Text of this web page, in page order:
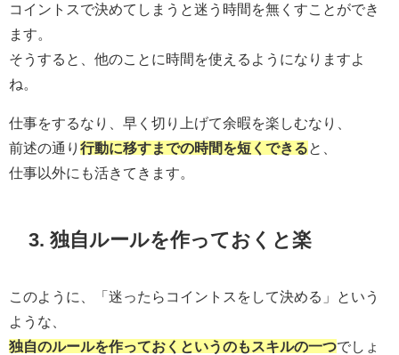
コイントスで決めてしまうと迷う時間を無くすことができ
ます。
そうすると、他のことに時間を使えるようになりますよ
ね。
仕事をするなり、早く切り上げて余暇を楽しむなり、
前述の通り 行動に移すまでの時間を短くできる と、
仕事以外にも活きてきます。
3. 独自ルールを作っておくと楽
このように、「迷ったらコイントスをして決める」という
ような、
独自のルールを作っておくというのもスキルの一つでしょ